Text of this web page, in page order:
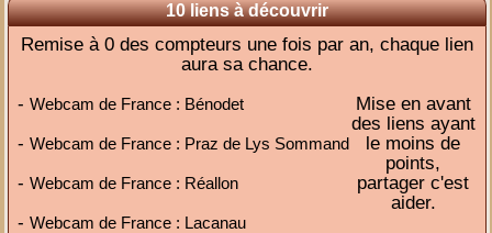
10 liens à découvrir
Remise à 0 des compteurs une fois par an, chaque lien
aura sa chance.
-Webcam de France : Bénodet
-Webcam de France : Praz de Lys Sommand
-Webcam de France : Réallon
-Webcam de France : Lacanau
Mise en avant
des liens ayant
le moins de
points,
partager c'est
aider.